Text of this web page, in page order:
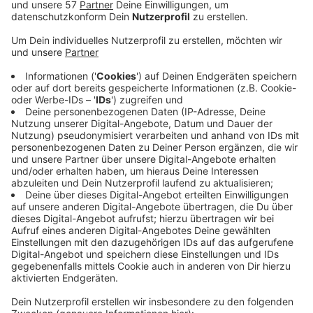
DerAachener Verkehrs-Verbund (AVV)freut sich,
dass es beim Semesterticket endlich eine
bundeseinheitliche Lösung gibt.
Deutschlandticket" entschieden, im Sommersemester
2024 ein bundesweites Ticket zum monatlichen Preis
von 29,40 Euro für Studierende anzubieten. Das
entspricht dem um 40% vergünstigten
Deutschlandticket.
Wie es jetzt in Aachen weitergeht, ist noch nicht ganz
klar.
Mitte September hat das Studierendenparlament der
RWTH die Kündigung des Semestertickets NRW mit
Wirkung zum Sommersemester 2024 beschlossen.
Der AVV hat jetzt noch eine Sitzung mit dem
Verkehrsministerium vor sich und will danach